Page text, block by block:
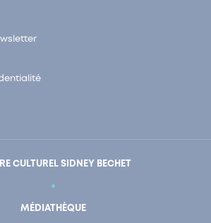
CULTUREL SIDNEY BECHET
MÉDIATHÈQUE